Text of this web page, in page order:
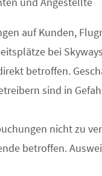
auf Kunden,
bei
betroffen.
sind in
nicht zu
betroffen.